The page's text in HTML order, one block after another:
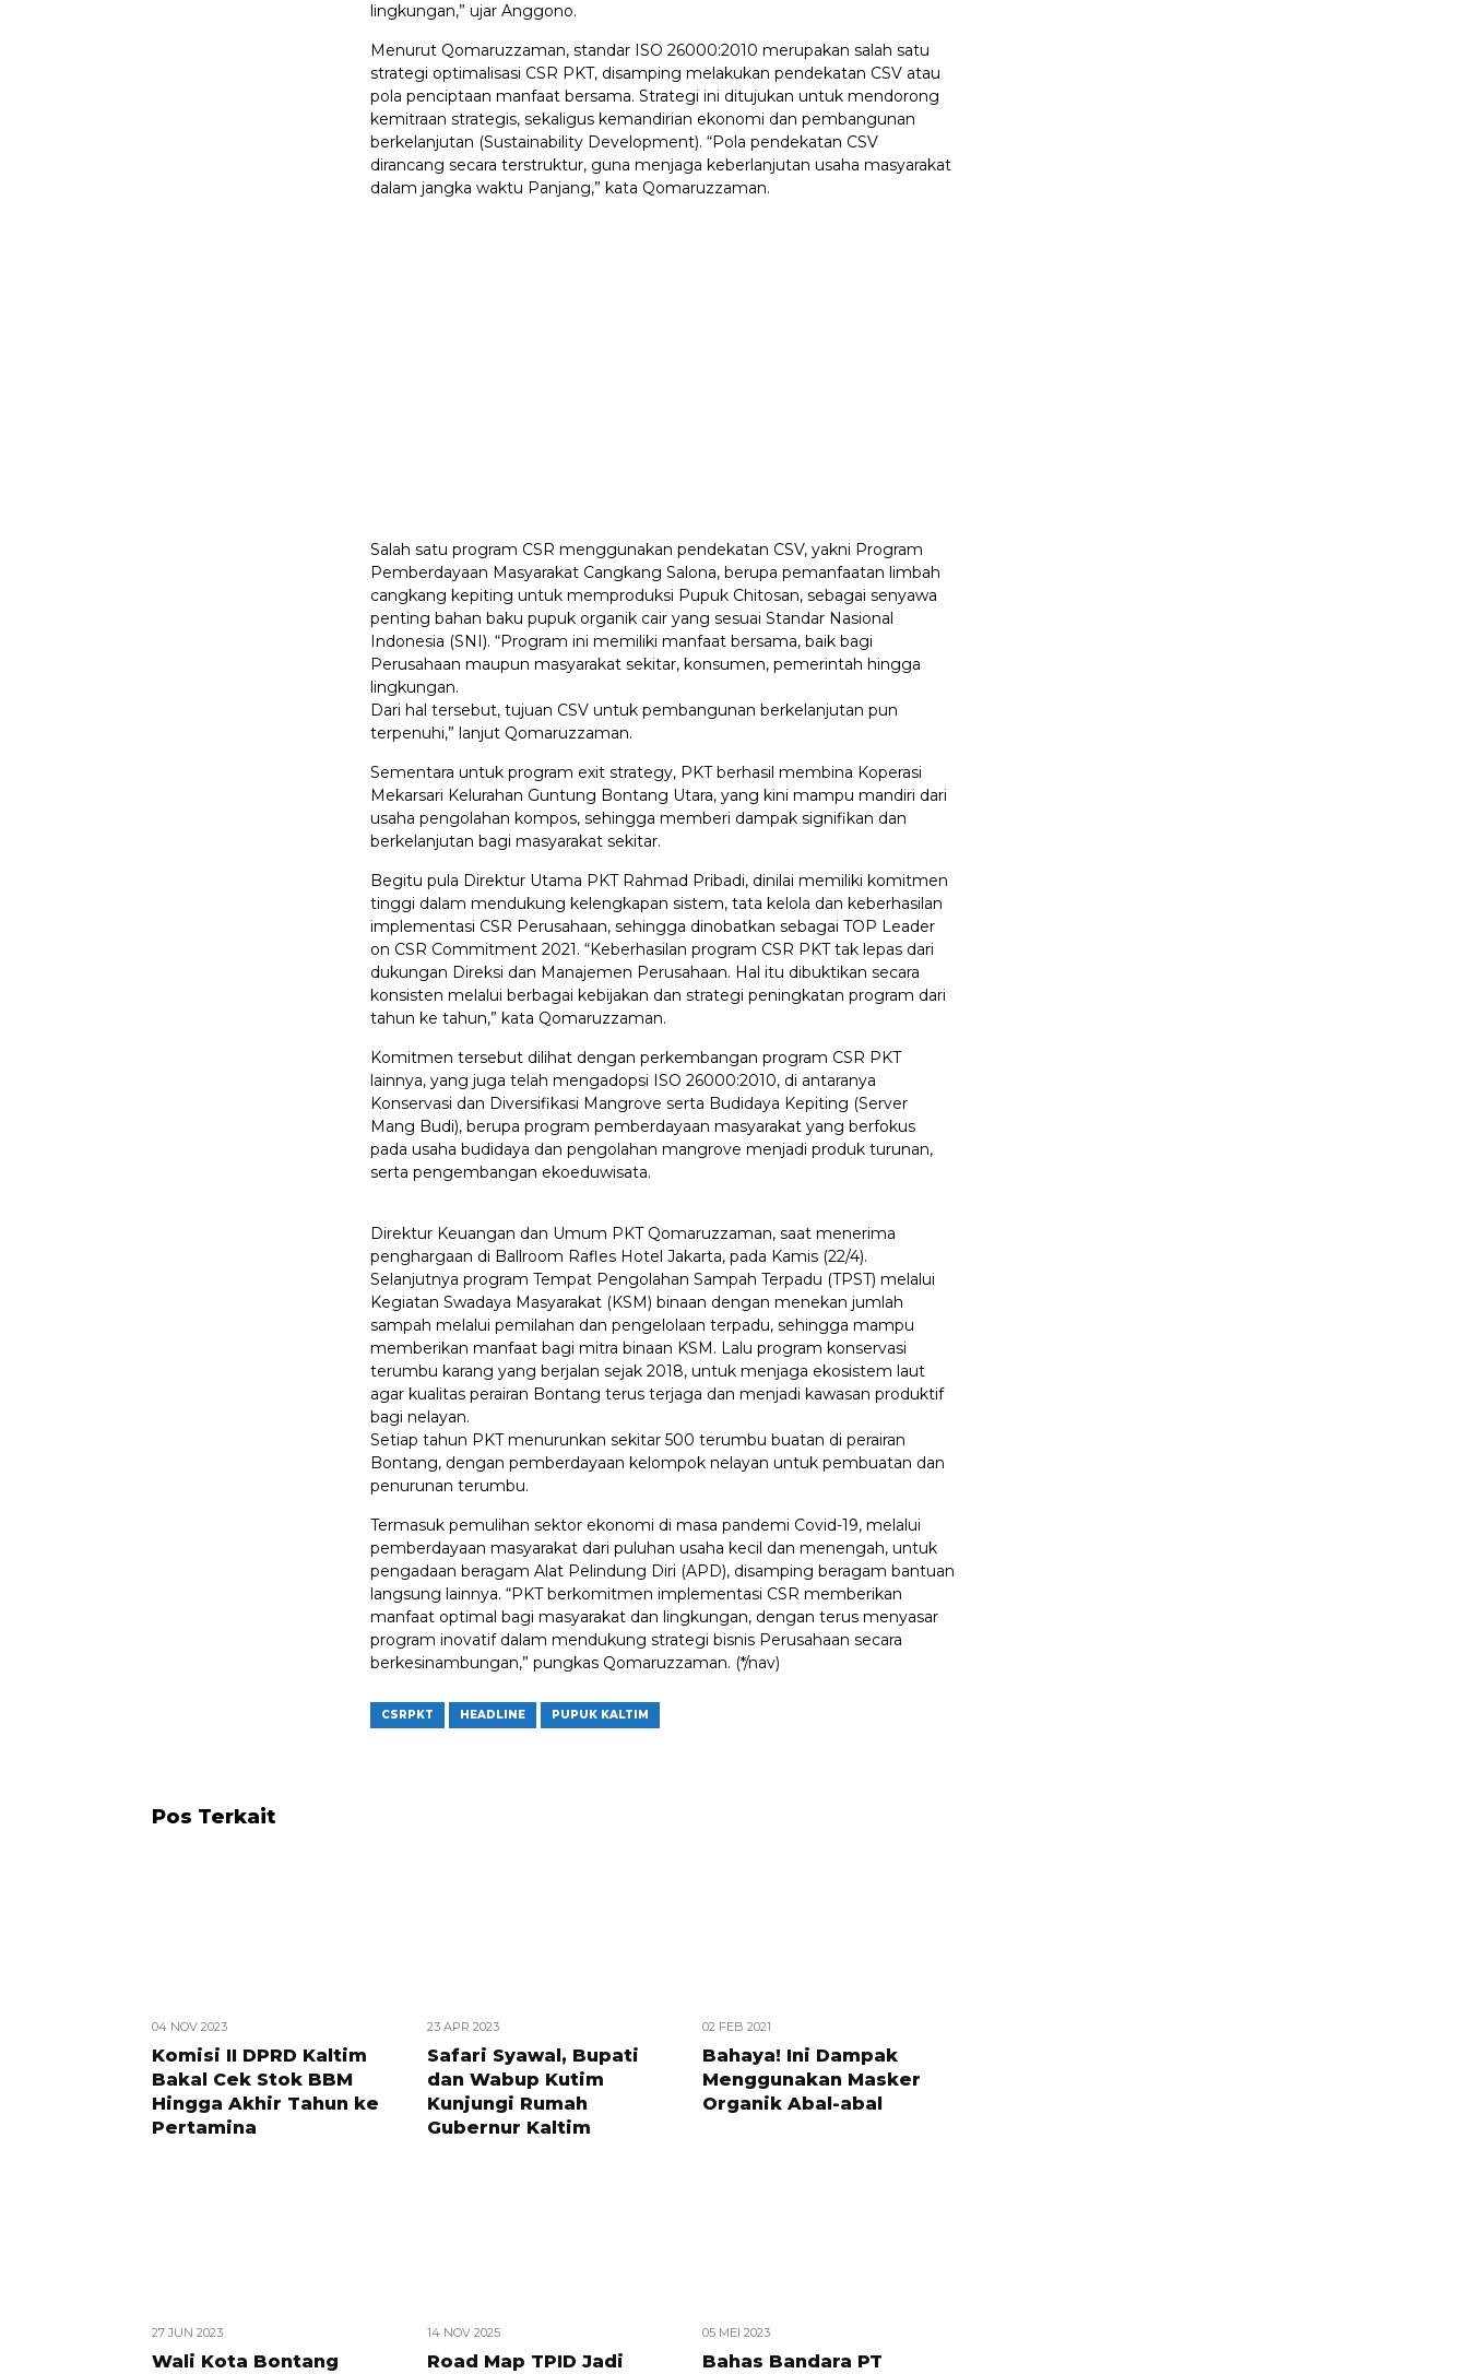
lingkungan,” ujar Anggono.
Menurut Qomaruzzaman, standar ISO 26000:2010 merupakan salah satu
strategi optimalisasi CSR PKT, disamping melakukan pendekatan CSV atau
pola penciptaan manfaat bersama. Strategi ini ditujukan untuk mendorong
kemitraan strategis, sekaligus kemandirian ekonomi dan pembangunan
berkelanjutan (Sustainability Development). “Pola pendekatan CSV
dirancang secara terstruktur, guna menjaga keberlanjutan usaha masyarakat
dalam jangka waktu Panjang,” kata Qomaruzzaman.
Salah satu program CSR menggunakan pendekatan CSV, yakni Program
Pemberdayaan Masyarakat Cangkang Salona, berupa pemanfaatan limbah
cangkang kepiting untuk memproduksi Pupuk Chitosan, sebagai senyawa
penting bahan baku pupuk organik cair yang sesuai Standar Nasional
Indonesia (SNI). “Program ini memiliki manfaat bersama, baik bagi
Perusahaan maupun masyarakat sekitar, konsumen, pemerintah hingga
lingkungan.
Dari hal tersebut, tujuan CSV untuk pembangunan berkelanjutan pun
terpenuhi,” lanjut Qomaruzzaman.
Sementara untuk program exit strategy, PKT berhasil membina Koperasi
Mekarsari Kelurahan Guntung Bontang Utara, yang kini mampu mandiri dari
usaha pengolahan kompos, sehingga memberi dampak signifikan dan
berkelanjutan bagi masyarakat sekitar.
Begitu pula Direktur Utama PKT Rahmad Pribadi, dinilai memiliki komitmen
tinggi dalam mendukung kelengkapan sistem, tata kelola dan keberhasilan
implementasi CSR Perusahaan, sehingga dinobatkan sebagai TOP Leader
on CSR Commitment 2021. “Keberhasilan program CSR PKT tak lepas dari
dukungan Direksi dan Manajemen Perusahaan. Hal itu dibuktikan secara
konsisten melalui berbagai kebijakan dan strategi peningkatan program dari
tahun ke tahun,” kata Qomaruzzaman.
Komitmen tersebut dilihat dengan perkembangan program CSR PKT
lainnya, yang juga telah mengadopsi ISO 26000:2010, di antaranya
Konservasi dan Diversifikasi Mangrove serta Budidaya Kepiting (Server
Mang Budi), berupa program pemberdayaan masyarakat yang berfokus
pada usaha budidaya dan pengolahan mangrove menjadi produk turunan,
serta pengembangan ekoeduwisata.
Direktur Keuangan dan Umum PKT Qomaruzzaman, saat menerima
penghargaan di Ballroom Rafles Hotel Jakarta, pada Kamis (22/4).
Selanjutnya program Tempat Pengolahan Sampah Terpadu (TPST) melalui
Kegiatan Swadaya Masyarakat (KSM) binaan dengan menekan jumlah
sampah melalui pemilahan dan pengelolaan terpadu, sehingga mampu
memberikan manfaat bagi mitra binaan KSM. Lalu program konservasi
terumbu karang yang berjalan sejak 2018, untuk menjaga ekosistem laut
agar kualitas perairan Bontang terus terjaga dan menjadi kawasan produktif
bagi nelayan.
Setiap tahun PKT menurunkan sekitar 500 terumbu buatan di perairan
Bontang, dengan pemberdayaan kelompok nelayan untuk pembuatan dan
penurunan terumbu.
Termasuk pemulihan sektor ekonomi di masa pandemi Covid-19, melalui
pemberdayaan masyarakat dari puluhan usaha kecil dan menengah, untuk
pengadaan beragam Alat Pelindung Diri (APD), disamping beragam bantuan
langsung lainnya. “PKT berkomitmen implementasi CSR memberikan
manfaat optimal bagi masyarakat dan lingkungan, dengan terus menyasar
program inovatif dalam mendukung strategi bisnis Perusahaan secara
berkesinambungan,” pungkas Qomaruzzaman. (*/nav)
CSRPKT HEADLINE PUPUK KALTIM
Pos Terkait
04 NOV 2023
Komisi II DPRD Kaltim
Bakal Cek Stok BBM
Hingga Akhir Tahun ke
Pertamina
23 APR 2023
Safari Syawal, Bupati
dan Wabup Kutim
Kunjungi Rumah
Gubernur Kaltim
02 FEB 2021
Bahaya! Ini Dampak
Menggunakan Masker
Organik Abal-abal
27 JUN 2023
Wali Kota Bontang
14 NOV 2025
Road Map TPID Jadi
05 MEI 2023
Bahas Bandara PT